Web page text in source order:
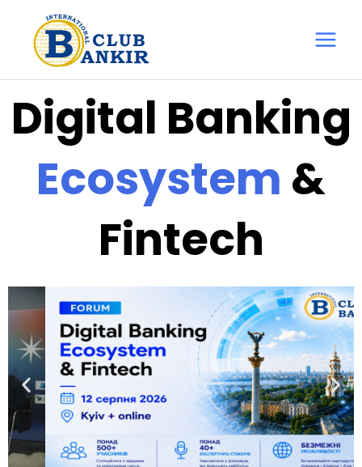
Menu
Digital Banking
Ecosystem &
Fintech